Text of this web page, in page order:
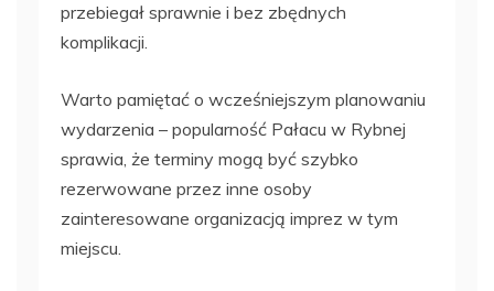
przebiegał sprawnie i bez zbędnych
komplikacji.
Warto pamiętać o wcześniejszym planowaniu
wydarzenia – popularność Pałacu w Rybnej
sprawia, że terminy mogą być szybko
rezerwowane przez inne osoby
zainteresowane organizacją imprez w tym
miejscu.